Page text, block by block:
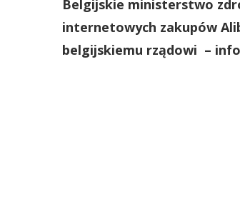
Belgijskie ministerstwo
internetowych zakupów
belgijskiemu rządowi –